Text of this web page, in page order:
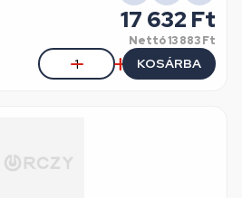
17 632 Ft
Nettó13 883 Ft
KOSÁRBA